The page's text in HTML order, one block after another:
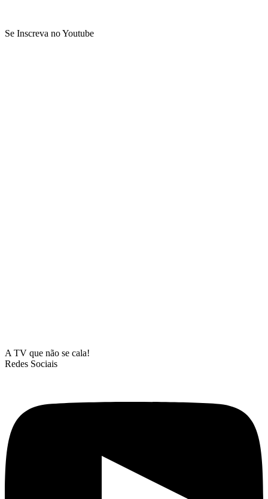
Se Inscreva no Youtube
A TV que não se cala!
Redes Sociais